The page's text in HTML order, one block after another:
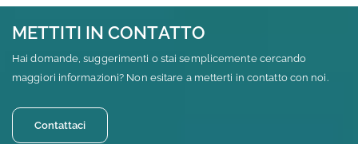
METTITI IN CONTATTO
Hai domande, suggerimenti o stai semplicemente cercando
maggiori informazioni? Non esitare a metterti in contatto con noi.
Contattaci